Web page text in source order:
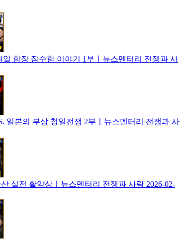
일 함장 잠수함 이야기 1부ㅣ뉴스멘터리 전쟁과 사
일본의 부상 청일전쟁 2부ㅣ뉴스멘터리 전쟁과 사
실전 활약상ㅣ뉴스멘터리 전쟁과 사람 2026-02-